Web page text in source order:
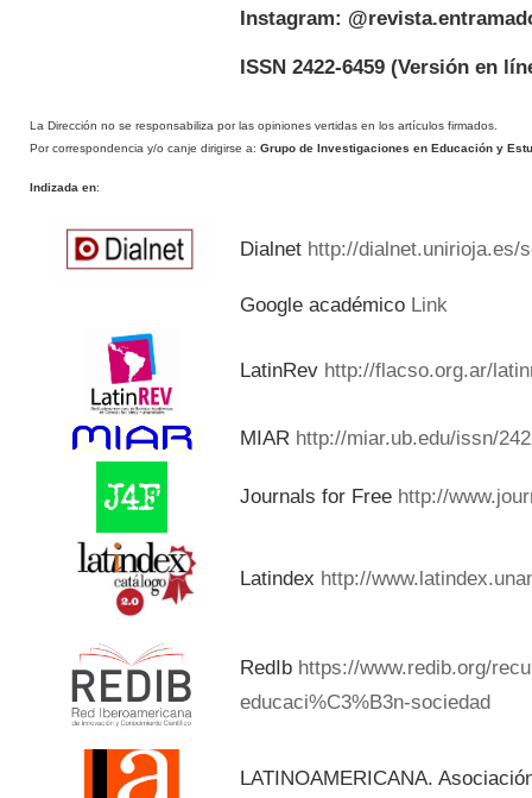
Instagram:
ISSN 2422-6459(Versión en
La Dirección no se responsabiliza por las opiniones vertidas en los artículos firmados.
Por correspondencia y/o canje dirigirse a: Grupo de Investigaciones en Educación y
Indizada en:
Dialnet http://dialnet.unirioja.es/
Google académico Link
LatinRev http://flacso.org.ar/
MIAR http://miar.ub.edu/issn/
Journals for Free http://
Latindex http://
RedIb https://www.redib.org/
educaci%C3%B3n-sociedad
LATINOAMERICANA.